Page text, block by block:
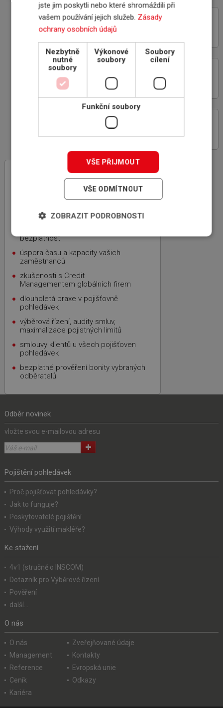
VÝHODY SPOLUPRÁCE
S INSCOM
POJIŠŤOVEN
PROČ POJIŠŤOVAT
– specialista na pojištění
rodinná firma, 100% český kapitál,
specializovaných makléřů ICBA
bezplatnost
úspora času a kapacity vašich
zaměstnanců
zkušenosti s Credit
Managementem globálních firem
dlouholetá praxe v pojišťovně
pohledávek
výběrová řízení, audity smluv,
maximalizace pojistných limitů
smlouvy klientů u všech pojišťoven
pohledávek
bezplatné prověření bonity vybraných
odběratelů
Odběr novinek
vložte svou e-mailovou adresu
Pojištění pohledávek
Proč pojišťovat pohledávky?
Jak to funguje?
Poskytovatelé pojištění
Výhody využití makléře?
Ke stažení
4v1 (stručně o INSCOM)
Dotazník pro Výběrové řízení
Pověření
další...
O nás
O nás
Management
Reference
Ceník
Kariéra
Zveřejňované údaje
Kontakty
Evropská unie
Odkazy
jste jim poskytli nebo které shromáždili při
vašem používání jejich služeb. Zásady
ochrany osobních údajů
Nezbytně
nutné
soubory
Výkonové
soubory
Soubory
cílení
Funkční soubory
VŠE PŘIJMOUT
VŠE ODMÍTNOUT
ZOBRAZIT PODROBNOSTI